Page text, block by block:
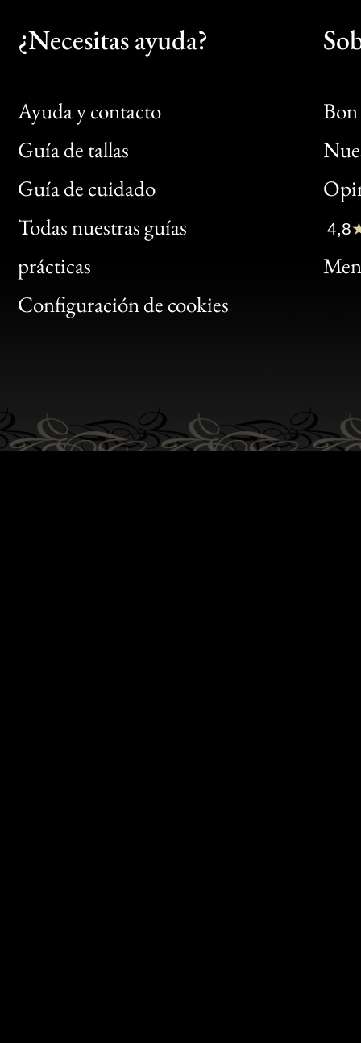
¿Necesitas ayuda?
Ayuda y contacto
Guía de tallas
Guía de cuidado
Todas nuestras guías
prácticas
Configuración de cookies
Bon
Clic
Bon
4,8